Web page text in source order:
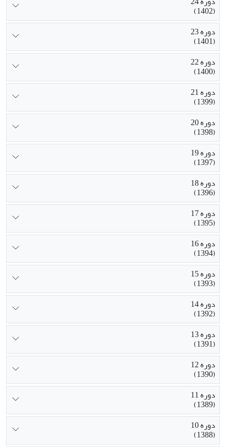
(1402)
دوره 23
(1401)
دوره 22
(1400)
دوره 21
(1399)
دوره 20
(1398)
دوره 19
(1397)
دوره 18
(1396)
دوره 17
(1395)
دوره 16
(1394)
دوره 15
(1393)
دوره 14
(1392)
دوره 13
(1391)
دوره 12
(1390)
دوره 11
(1389)
دوره 10
(1388)